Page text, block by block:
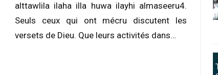
alttawlila ilaha illa huwa ilayhi almaseeru4.
Seuls ceux qui ont mécru discutent les
versets de Dieu. Que leurs activités dans…